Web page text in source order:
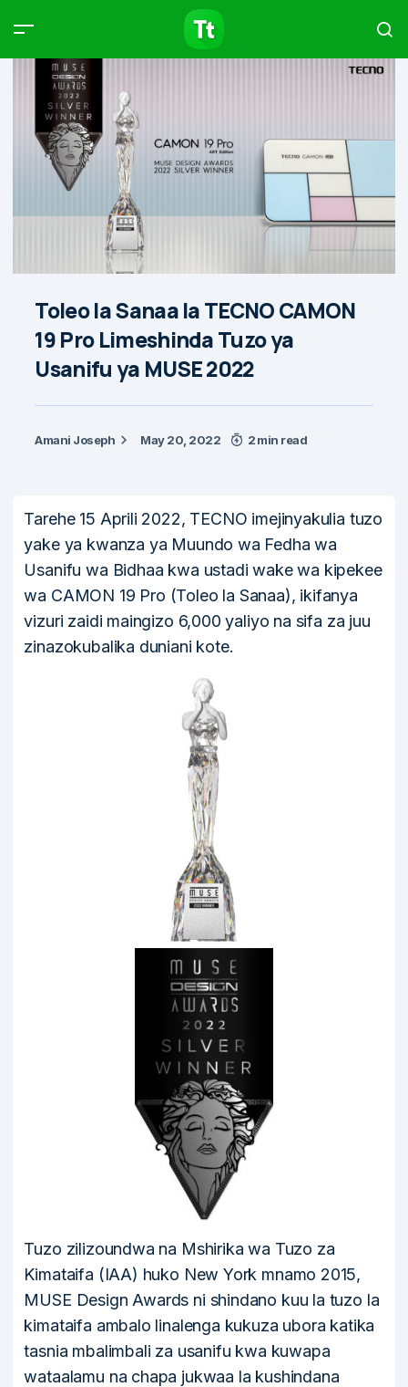
Toleo la Sanaa la TECNO CAMON
19 Pro Limeshinda Tuzo ya
Usanifu ya MUSE 2022
Amani Joseph May 20, 2022 2 min read
Tarehe 15 Aprili 2022, TECNO imejinyakulia tuzo
yake ya kwanza ya Muundo wa Fedha wa
Usanifu wa Bidhaa kwa ustadi wake wa kipekee
wa CAMON 19 Pro (Toleo la Sanaa), ikifanya
vizuri zaidi maingizo 6,000 yaliyo na sifa za juu
zinazokubalika duniani kote.
Tuzo zilizoundwa na Mshirika wa Tuzo za
Kimataifa (IAA) huko New York mnamo 2015,
MUSE Design Awards ni shindano kuu la tuzo la
kimataifa ambalo linalenga kukuza ubora katika
tasnia mbalimbali za usanifu kwa kuwapa
wataalamu na chapa jukwaa la kushindana
Products Articles
Type to start searching…